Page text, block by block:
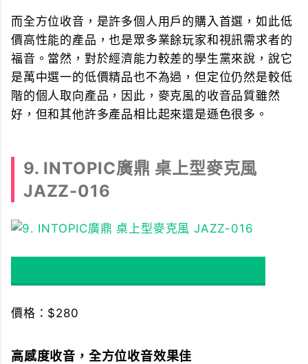
而全方位收音，是許多個人用戶的購入首選，如此低
價高性能的產品，也是眾多業餘玩家和視訊需求者的
福音。當然，對於經濟能力較差的學生黨來說，說它
是萬中選一的低價精品也不為過，但定位仍然是較低
階的個人取向產品，因此，麥克風的收音品質雖然
好，但和其他許多產品相比起來還是遜色很多。
9. INTOPIC廣鼎 桌上型麥克風
JAZZ-016
價格：$280
高感度收音，全方位收音效果佳